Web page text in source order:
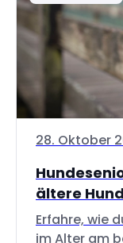
28. Oktober
ältere
Erfahre, wie
im Alter am